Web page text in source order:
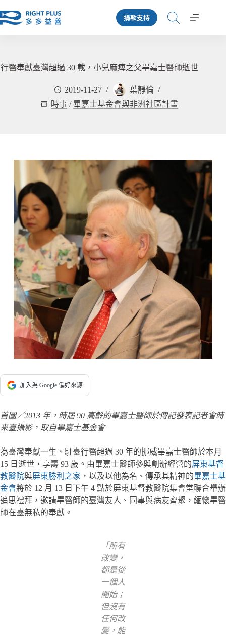
至
容
捐款支持
行醫奉獻臺灣超過 30 載，小兒麻痺之父畢嘉士醫師逝世
2019-11-27
葉靜倫
時事 /畢嘉士基金會與非洲社區計畫
加入為 Google 偏好來源
首圖／2013 年，時屆 90 高齡的畢嘉士醫師於傳記發表記者會時
來臺攝影。取自畢嘉士基金會
為臺灣奉獻一生、駐臺行醫超過 30 年的挪威畢嘉士醫師於本月
15 日逝世，享壽 93 歲。由畢嘉士醫師參與創辦經營的屏東基督
教醫院與屏東勝利之家 ，以及以他為名、傳承其精神的畢嘉士基
金會將於 12 月 13 日下午 4 點於屏東基督教醫院集會堂聯合舉辦
追思禮拜，邀請畢醫師的臺灣友人、同事與病友齊聚，緬懷畢醫
師在臺無私的奉獻。
「所有
改變，
都是從
一個人
開始；
但沒有
任何改
變，能